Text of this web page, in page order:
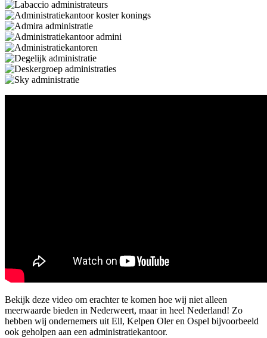
Bekijk deze video om erachter te komen hoe wij niet alleen
meerwaarde bieden in Nederweert, maar in heel Nederland! Zo
hebben wij ondernemers uit Ell, Kelpen Oler en Ospel bijvoorbeeld
ook geholpen aan een administratiekantoor.